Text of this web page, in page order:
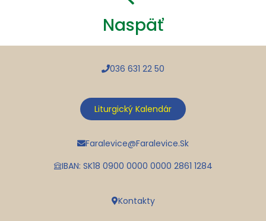
Naspäť
036 631 22 50
Liturgický Kalendár
Faralevice@faralevice.sk
IBAN: SK18 0900 0000 0000 2861 1284
Kontakty